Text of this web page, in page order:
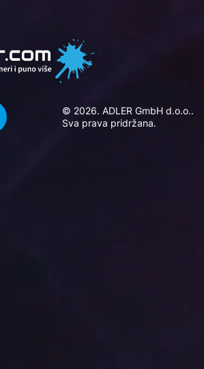
© 2026. ADLER GmbH d.o.o..
Sva prava pridržana.